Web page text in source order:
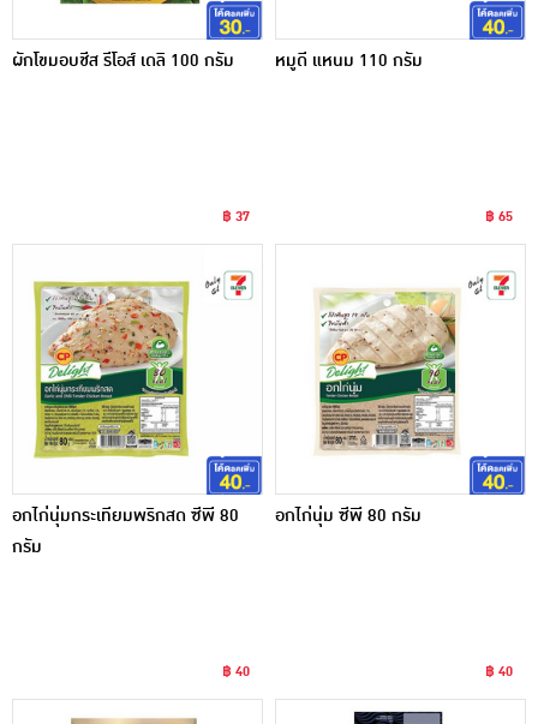
ผักโขมอบชีส รีโอส์ เดลิ 100 กรัม
฿ 37
หมูดี แหนม 110 กรัม
฿ 65
อกไก่นุ่มกระเทียมพริกสด ซีพี 80
กรัม
฿ 40
อกไก่นุ่ม ซีพี 80 กรัม
฿ 40